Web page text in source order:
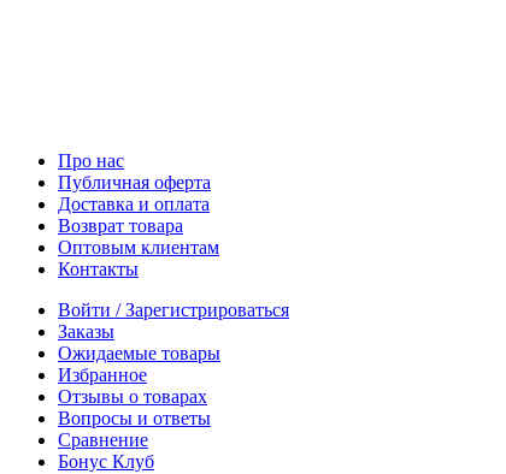
Про нас
Публичная оферта
Доставка и оплата
Возврат товара
Оптовым клиентам
Контакты
Войти / Зарегистрироваться
Заказы
Ожидаемые товары
Избранное
Отзывы о товарах
Вопросы и ответы
Сравнение
Бонус Клуб